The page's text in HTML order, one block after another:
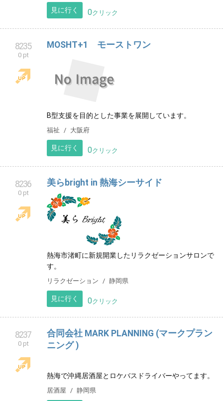
小手指駅徒歩2分のピアノ教室です。
音楽教室 埼玉県
B型支援を目的とした事業を展開しています。
福祉 大阪府
見に行く 0
美らbright in 熱海シーサイド
熱海市渚町に新規開業したリラクゼーションサロンで
す。
リラクゼーション 静岡県
見に行く
ニング )